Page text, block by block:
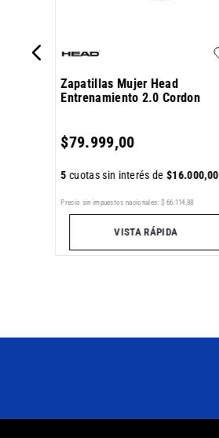
Zapatillas Mujer Head
Entrenamiento 2.0 Cordon
$79.999,00
5 cuotas sin interés de$16.000,00
Precio sin impuestos nacionales: $ 66. 114,88
VISTA RÁPIDA